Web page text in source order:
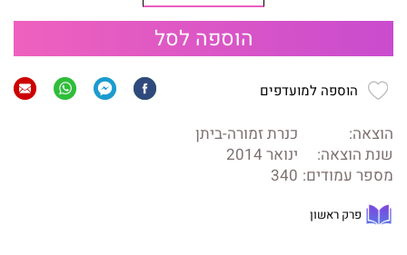
הוספה לסל
הוספה למועדפים
הוצאה:
כנרת זמורה-ביתן
שנת הוצאה:
ינואר 2014
מספר עמודים: 340
פרק ראשון